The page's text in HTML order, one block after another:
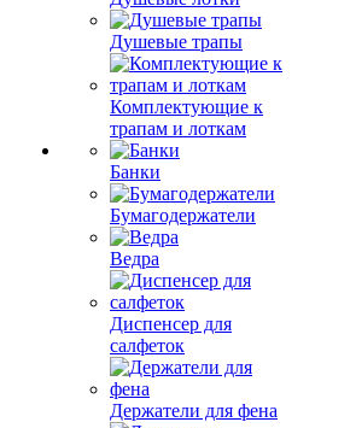
Душевые трапы
Комплектующие к
трапам и лоткам
Банки
Бумагодержатели
Ведра
Диспенсер для
салфеток
Держатели для фена